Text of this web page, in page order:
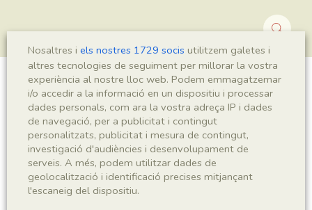
Montsechia vidalii
Sigla
MNHN 17040a
Nosaltres i els nostres 1729 socis utilitzem galetes i
altres tecnologies de seguiment per millorar la vostra
experiència al nostre lloc web. Podem emmagatzemar
i/o accedir a la informació en un dispositiu i processar
dades personals, com ara la vostra adreça IP i dades
de navegació, per a publicitat i contingut
personalitzats, publicitat i mesura de contingut,
investigació d'audiències i desenvolupament de
serveis. A més, podem utilitzar dades de
geolocalització i identificació precises mitjançant
l'escaneig del dispositiu.